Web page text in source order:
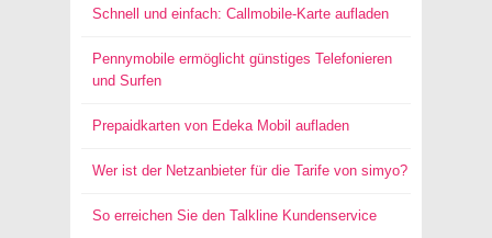
Schnell und einfach: Callmobile-Karte aufladen
Pennymobile ermöglicht günstiges Telefonieren
und Surfen
Prepaidkarten von Edeka Mobil aufladen
Wer ist der Netzanbieter für die Tarife von simyo?
So erreichen Sie den Talkline Kundenservice